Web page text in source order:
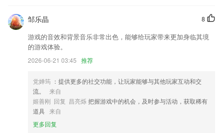
8
邹乐晶
游戏的音效和背景音乐非常出色，能够给玩家带来更加身临其境
的游戏体验。
2026-06-21 03:45 推荐
党婵筠 ：提供更多的社交功能，让玩家能够与其他玩家互动和交
流。
来自
姬善刚 回复 昌亮烁把握游戏中的机会，及时参与活动，获取稀有
道具 来自
更多回复